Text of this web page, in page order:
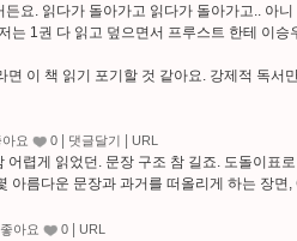
요. 읽다가 돌아가고 읽다가 돌아가고.. 아
는 1권 다 읽고 덮으면서 프루스트 한테 이
면 이 책 읽기 포기할 것 같아요. 강제적 독서
아요 0 댓글달기 URL
어렵게 읽었던. 문장 구조 참 길죠. 도돌이표
아름다운 문장과 과거를 떠올리게 하는 장면
좋아요 0 URL